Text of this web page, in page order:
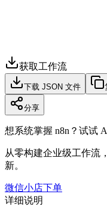
获取工作流
下载 JSON 文件
分享
想系统掌握 n8n？试试
从零构建企业级工作流
新。
微信小店下单
详细说明